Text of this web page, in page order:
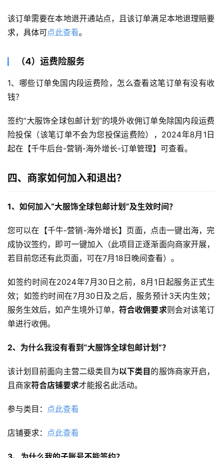
该订单需要在本地退开通站点，且该订单满足本地退理赔要
求，具体可点此查看。
（4）运费险服务
1、哪些订单免国内段运费险，怎么查看这笔订单有没有收
钱？
签约“大服饰全球包邮计划”的境外收佣订单免除国内段运费
险投保（该笔订单不会为您投保运费险），2024年8月1日
起在【千牛后台-营销-海外增长-订单管理】可查看。
四、商家如何加入和退出？
1、如何加入“大服饰全球包邮计划”及生效时间？
您可以在【千牛-营销-海外增长】页面，点击一键出海，完
成协议签约，即可一键加入（此项目正逐渐面向商家开展，
若目前您还有此页面，可在7月18日晚间查看）。
如签约时间在2024年7月30日之前，8月1日起服务正式生
效；如签约时间在7月30日及之后，服务预计3天内生效；
服务生效后，如产生境外订单，符合收佣要求则会对该笔订
单进行收佣。
2、为什么我没有看到“大服饰全球包邮计划”？
该计划目前面向主营二级类目为以下类目 的服饰商家开启，
且商家符合店铺要求才能报名此活动。
参与类目： 点此查看
店铺要求： 点此查看